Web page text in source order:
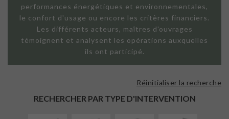
performances énergétiques et environnementales,
le confort d'usage ou encore les critères financiers.
Les différents acteurs, maîtres d'ouvrages
témoignent et analysent les opérations auxquelles
ils ont participé.
RECHERCHER PAR TYPE D'INTERVENTION
Réinitialiser la recherche